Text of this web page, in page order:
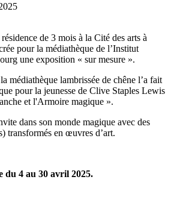
de 3 mois à la Cité des arts à
pour la médiathèque de l’Institut
une exposition « sur mesure ».
médiathèque lambrissée de chêne l’a fait
pour la jeunesse de Clive Staples Lewis
et l'Armoire magique ».
dans son monde magique avec des
transformés en œuvres d’art.
du 4 au 30 avril 2025.